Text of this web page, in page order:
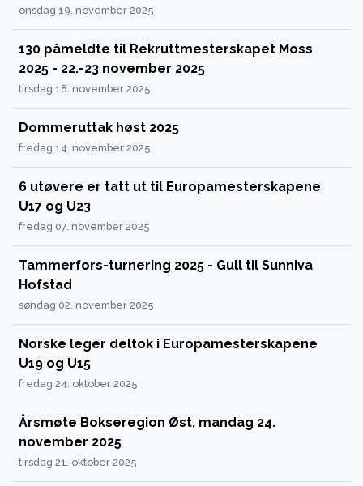
onsdag 19. november 2025
130 påmeldte til Rekruttmesterskapet Moss
2025 - 22.-23 november 2025
tirsdag 18. november 2025
Dommeruttak høst 2025
fredag 14. november 2025
6 utøvere er tatt ut til Europamesterskapene
U17 og U23
fredag 07. november 2025
Tammerfors-turnering 2025 - Gull til Sunniva
Hofstad
søndag 02. november 2025
Norske leger deltok i Europamesterskapene
U19 og U15
fredag 24. oktober 2025
Årsmøte Bokseregion Øst, mandag 24.
november 2025
tirsdag 21. oktober 2025